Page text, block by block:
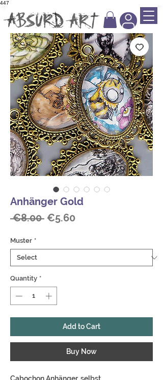
447
Anhänger Gold
€8.00 Regular
€5.60Sale
Muster *
Quantity *
Add to Cart
Buy Now